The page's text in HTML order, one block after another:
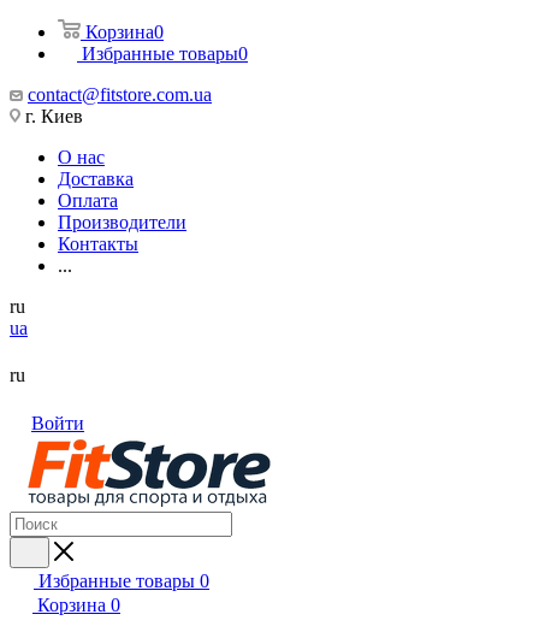
Корзина0
Избранные товары0
contact@fitstore.com.ua
г. Киев
О нас
Доставка
Оплата
Производители
Контакты
...
ru
ua
ru
Войти
Избранные товары 0
Корзина 0